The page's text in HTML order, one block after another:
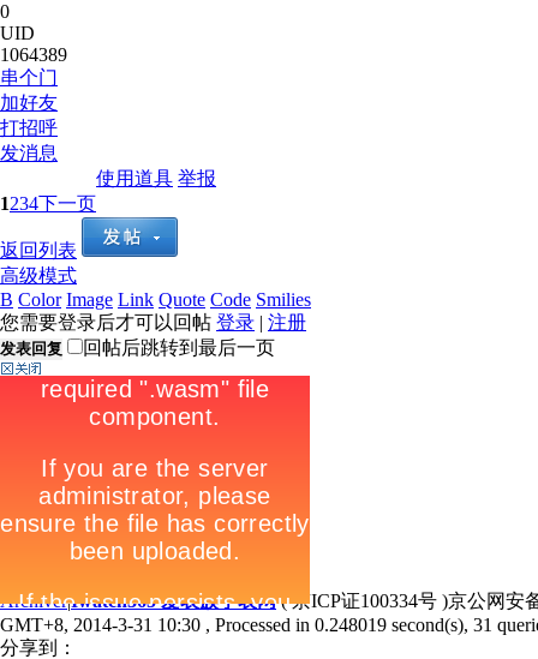
0
UID
1064389
串个门
加好友
打招呼
发消息
使用道具 举报
1234下一页
返回列表
高级模式
B Color Image Link Quote Code Smilies
您需要登录后才可以回帖 登录 | 注册
发表回复 回帖后跳转到最后一页
Archiver|Iwatch365 爱表族手表网( 京ICP证100334号 )京公网安
GMT+8, 2014-3-31 10:30 , Processed in 0.248019 second(s), 31
分享到：